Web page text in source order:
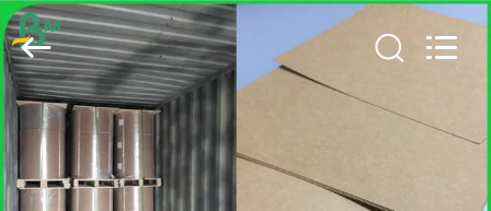
CASA
PRODUTOS
GUANGZHOU
BMPAPER
CO.,
LTD..
All
Rights
Reserved.